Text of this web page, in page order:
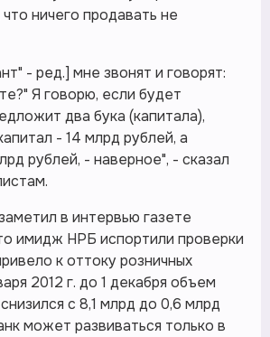
ничего продавать не
- ред.] мне звонят и говорят:
Я говорю, если будет
два бука (капитала),
- 14 млрд рублей, а
рублей, - наверное", - сказал
в интервью газете
имидж НРБ испортили проверки
к оттоку розничных
2012 г. до 1 декабря объем
с 8,1 млрд до 0,6 млрд
может развиваться только в